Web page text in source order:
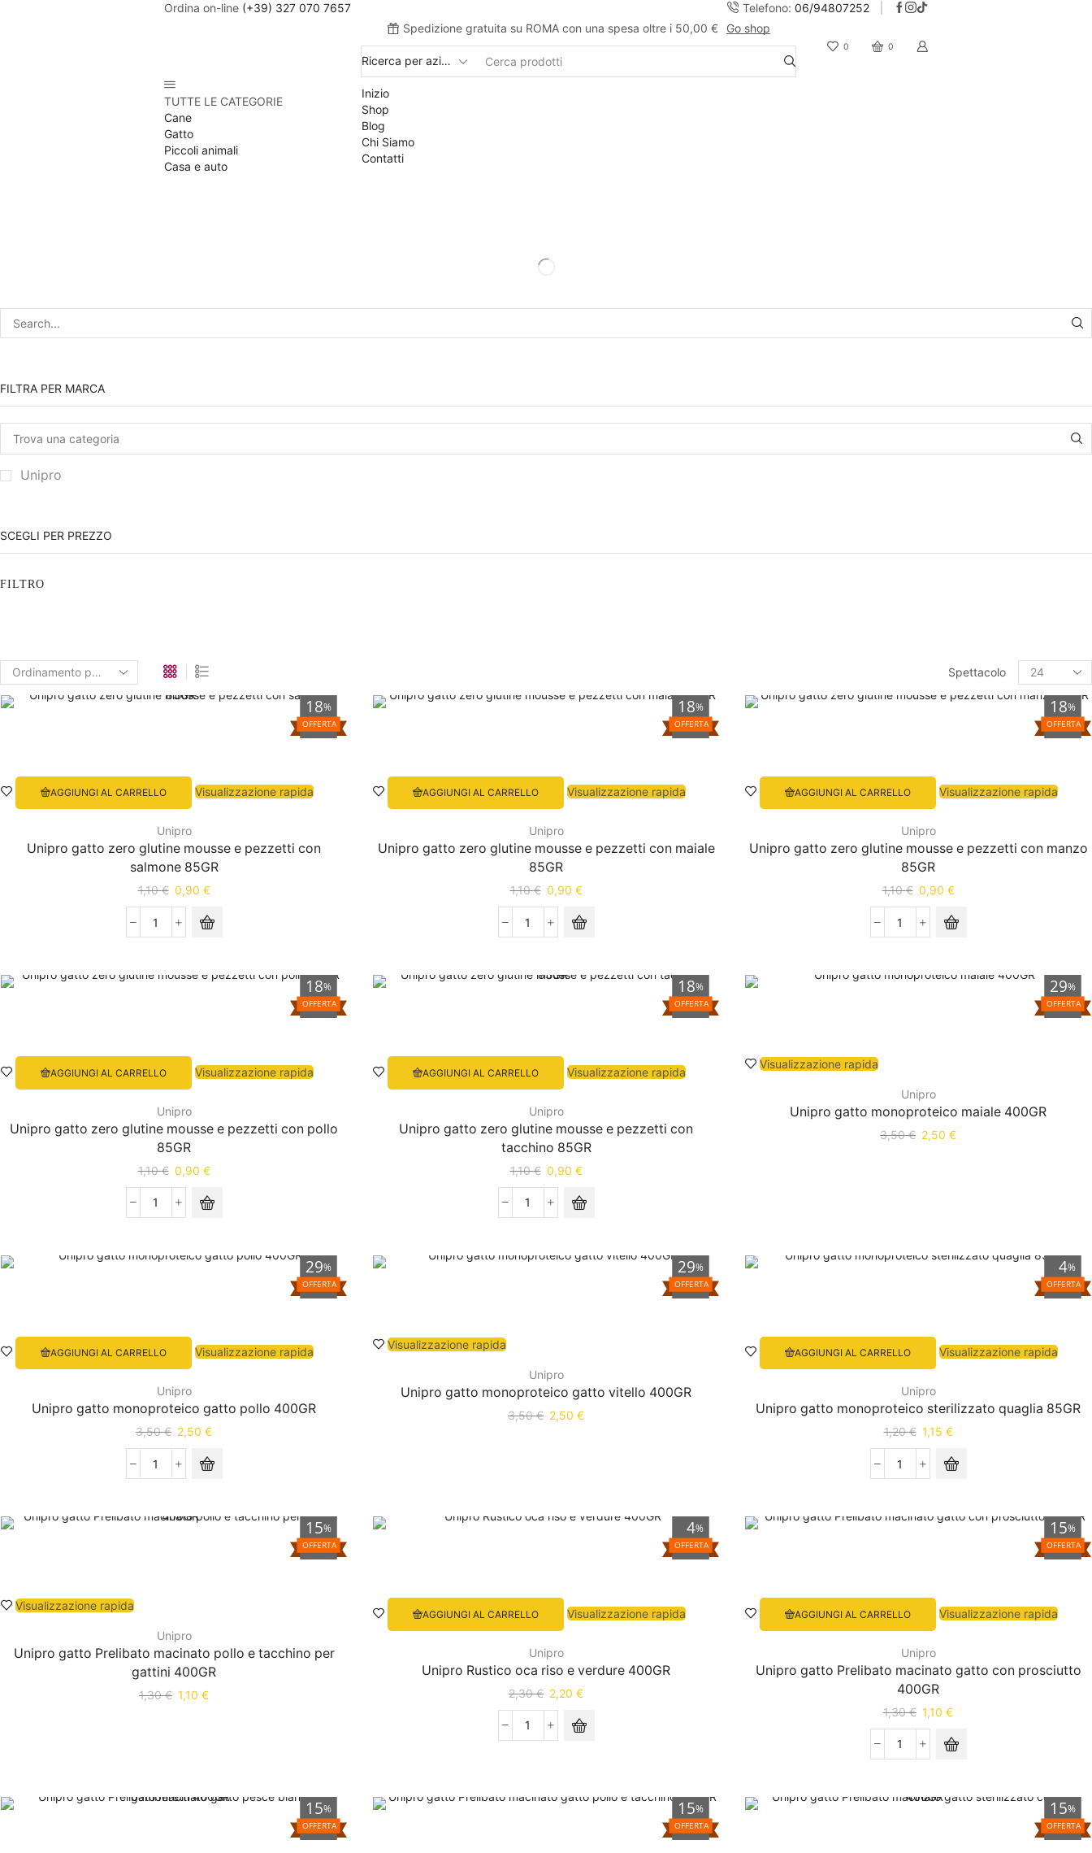
Ordina on-line (+39) 327 070 7657 Telefono: 06/94807252
Spedizione gratuita su ROMA con una spesa oltre i 50,00 €
Go shop
0 0
TUTTE LE CATEGORIE
Cane
Gatto
Piccoli animali
Casa e auto
Inizio
Shop
Blog
Chi Siamo
Contatti
FILTRA PER MARCA
Unipro
SCEGLI PER PREZZO
FILTRO
Spettacolo
OFFERTA
%
18
AGGIUNGI AL CARRELLO Visualizzazione rapida
Unipro
Unipro gatto zero glutine mousse e pezzetti con
salmone 85GR
1,10€ 0,90 €
OFFERTA
%
18
AGGIUNGI AL CARRELLO Visualizzazione rapida
Unipro
Unipro gatto zero glutine mousse e pezzetti con maiale
85GR
1,10€ 0,90 €
OFFERTA
%
18
AGGIUNGI AL CARRELLO Visualizzazione rapida
Unipro
Unipro gatto zero glutine mousse e pezzetti con manzo
85GR
1,10€ 0,90 €
OFFERTA
%
18
AGGIUNGI AL CARRELLO Visualizzazione rapida
Unipro
Unipro gatto zero glutine mousse e pezzetti con pollo
85GR
1,10€ 0,90 €
OFFERTA
%
18
AGGIUNGI AL CARRELLO Visualizzazione rapida
Unipro
Unipro gatto zero glutine mousse e pezzetti con
tacchino 85GR
1,10€ 0,90 €
OFFERTA
%
29
Visualizzazione rapida
Unipro
Unipro gatto monoproteico maiale 400GR
3,50€ 2,50 €
OFFERTA
%
29
AGGIUNGI AL CARRELLO Visualizzazione rapida
Unipro
Unipro gatto monoproteico gatto pollo 400GR
3,50€ 2,50 €
OFFERTA
%
29
Visualizzazione rapida
Unipro
Unipro gatto monoproteico gatto vitello 400GR
3,50€ 2,50 €
OFFERTA
%
4
AGGIUNGI AL CARRELLO Visualizzazione rapida
Unipro
Unipro gatto monoproteico sterilizzato quaglia 85GR
1,20€ 1,15 €
OFFERTA
%
15
Visualizzazione rapida
Unipro
Unipro gatto Prelibato macinato pollo e tacchino per
gattini 400GR
1,30€ 1,10 €
OFFERTA
%
4
AGGIUNGI AL CARRELLO Visualizzazione rapida
Unipro
Unipro Rustico oca riso e verdure 400GR
2,30€ 2,20 €
OFFERTA
%
15
AGGIUNGI AL CARRELLO Visualizzazione rapida
Unipro
Unipro gatto Prelibato macinato gatto con prosciutto
400GR
1,30€ 1,10 €
OFFERTA
%
15
OFFERTA
%
15
OFFERTA
%
15